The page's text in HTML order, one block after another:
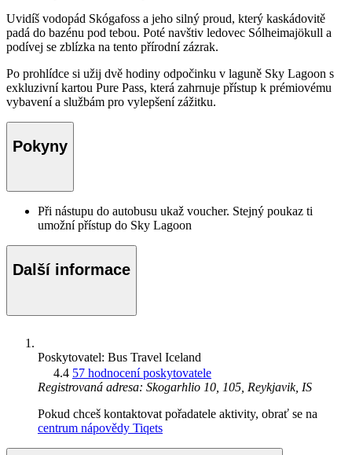
Uvidíš vodopád Skógafoss a jeho silný proud, který kaskádovitě
padá do bazénu pod tebou. Poté navštiv ledovec Sólheimajökull a
podívej se zblízka na tento přírodní zázrak.
Po prohlídce si užij dvě hodiny odpočinku v laguně Sky Lagoon s
exkluzivní kartou Pure Pass, která zahrnuje přístup k prémiovému
vybavení a službám pro vylepšení zážitku.
Pokyny
Při nástupu do autobusu ukaž voucher. Stejný poukaz ti
umožní přístup do Sky Lagoon
Další informace
Poskytovatel: Bus Travel Iceland
4.4 57 hodnocení poskytovatele
Registrovaná adresa: Skogarhlio 10, 105, Reykjavik, IS
Pokud chceš kontaktovat pořadatele aktivity, obrať se na
centrum nápovědy Tiqets